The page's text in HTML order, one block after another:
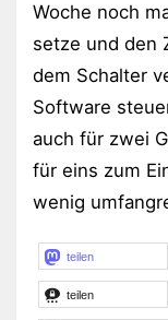
Woche noch
setze und den
dem Schalter
Software
auch für zwei
für eins zum
wenig
teilen
teilen